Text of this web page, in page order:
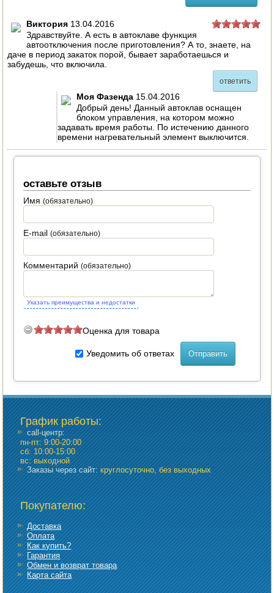
Виктория 13.04.2016
Здравствуйте. А есть в автоклаве функция
автоотключения после приготовления? А то, знаете, на
даче в период закаток порой, бывает заработаешься и
забудешь, что включила.
ответить
Моя Фазенда 15.04.2016
Добрый день! Данный автоклав оснащен
блоком управления, на котором можно
задавать время работы. По истечению данного
времени нагревательный элемент выключится.
оставьте отзыв
Имя(обязательно)
E-mail(обязательно)
Комментарий(обязательно)
Указать преимущества и недостатки
Оценка для товара
Уведомить об ответах
График работы:
call-центр:
пн-пт: 9:00-20:00
сб: 10:00-15:00
вс: выходной
Заказы через сайт:круглосуточно, без выходных
Покупателю:
Доставка
Оплата
Как купить?
Гарантия
Обмен и возврат товара
Карта сайта